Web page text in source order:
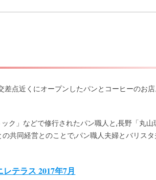
点近くにオープンしたパンとコーヒーのお
ク」などで修行されたパン職人と,長野「丸
の共同経営とのことで,パン職人夫婦とバリス
テラス 2017年7月